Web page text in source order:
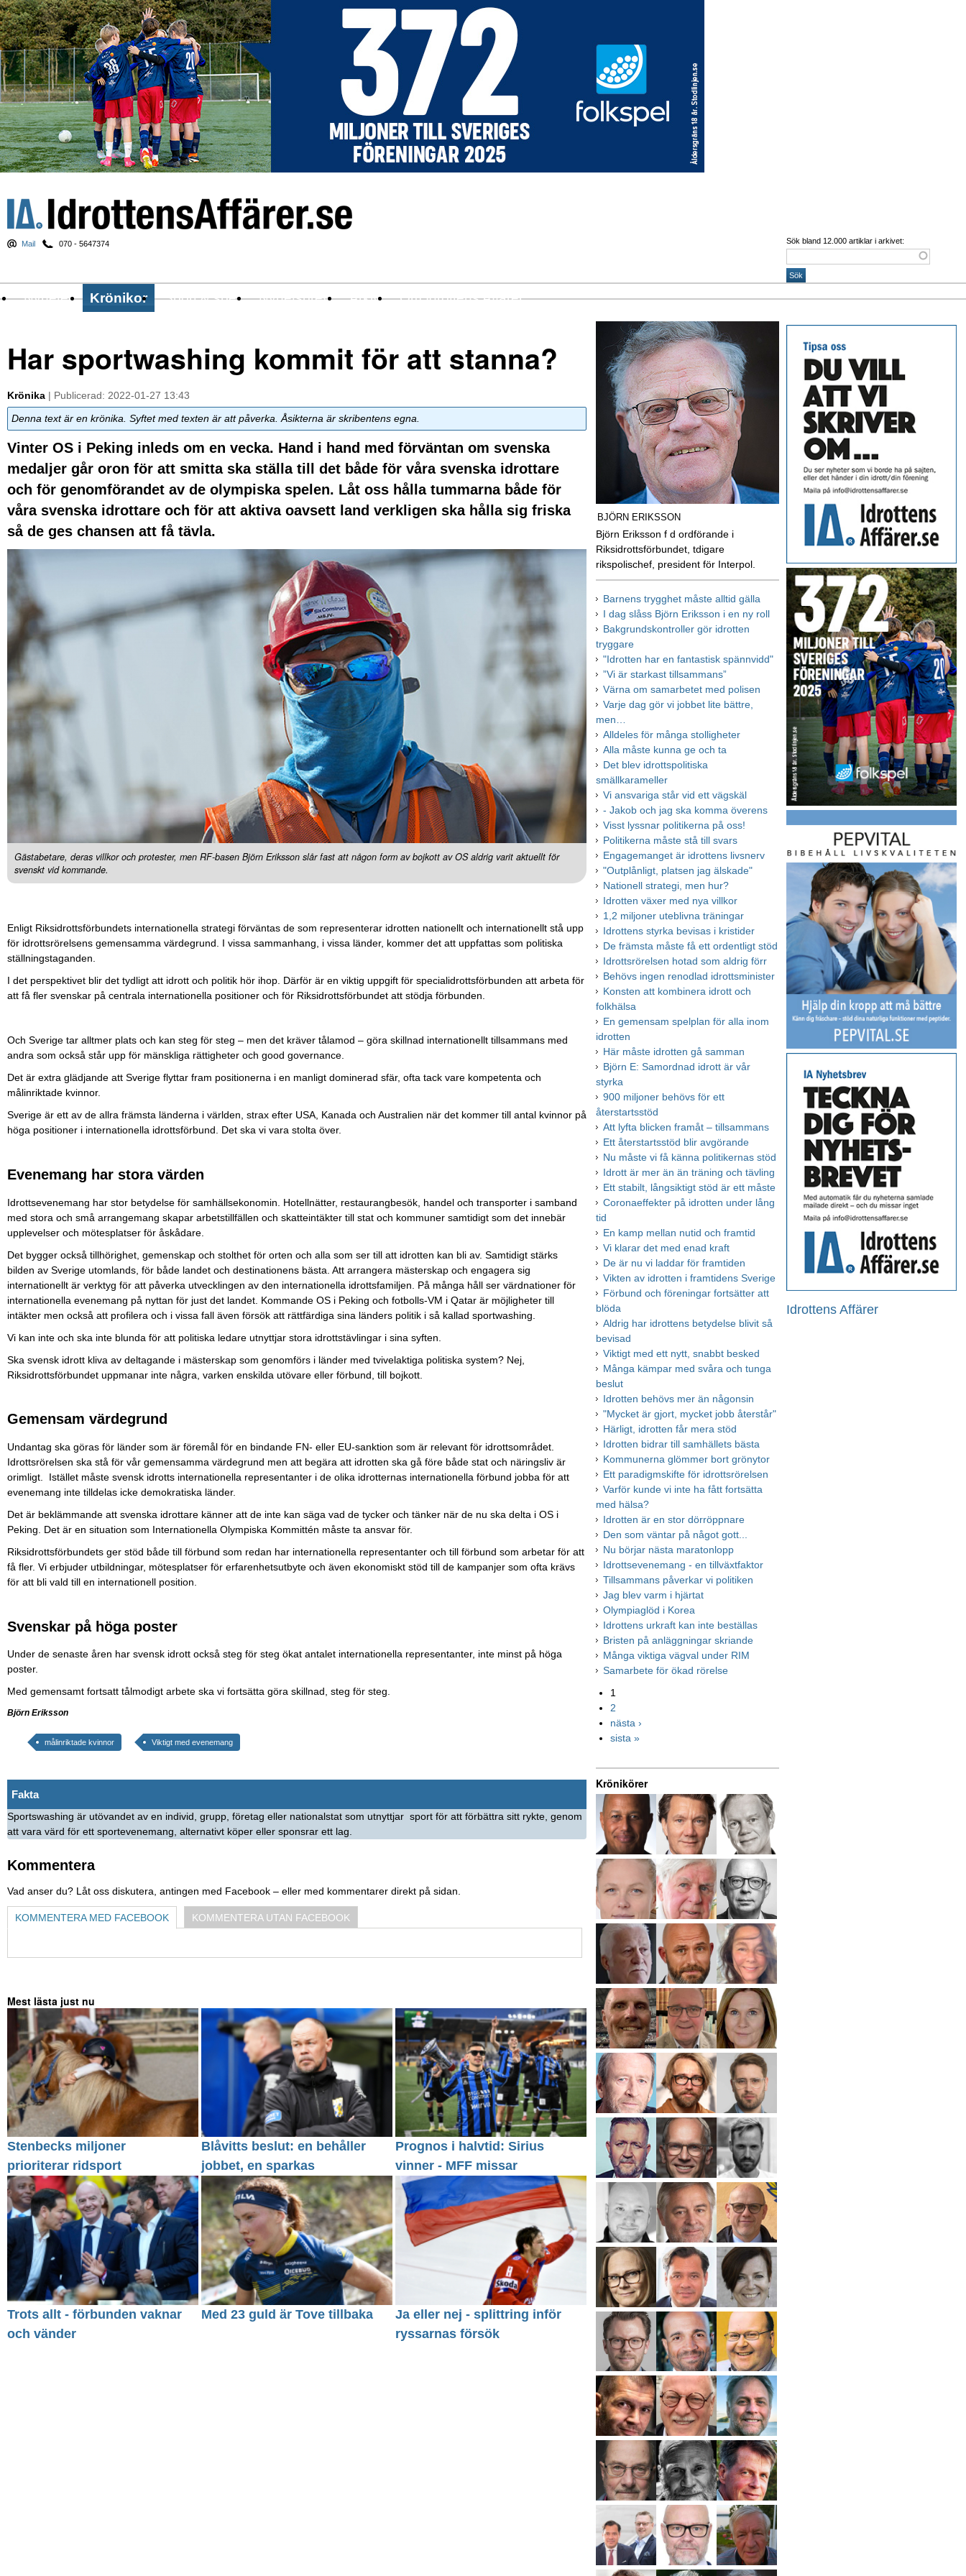
Mail 070 - 5647374 Sök bland 12.000 artiklar i arkivet:
Nyheter Krönikor Sport & spel Nyhetsbrev Arkiv Om Idrottens Affärer
Har sportwashing kommit för att stanna?
Krönika | Publicerad: 2022-01-27 13:43
Denna text är en krönika. Syftet med texten är att påverka. Åsikterna är skribentens egna.
Vinter OS i Peking inleds om en vecka. Hand i hand med förväntan om svenska
medaljer går oron för att smitta ska ställa till det både för våra svenska idrottare
och för genomförandet av de olympiska spelen. Låt oss hålla tummarna både för
våra svenska idrottare och för att aktiva oavsett land verkligen ska hålla sig friska
så de ges chansen att få tävla.
Gästabetare, deras villkor och protester, men RF-basen Björn Eriksson slår fast att någon form av bojkott av OS aldrig varit aktuellt för
svenskt vid kommande.
Enligt Riksidrottsförbundets internationella strategi förväntas de som representerar idrotten nationellt och internationellt stå upp
för idrottsrörelsens gemensamma värdegrund. I vissa sammanhang, i vissa länder, kommer det att uppfattas som politiska
ställningstaganden.
I det perspektivet blir det tydligt att idrott och politik hör ihop. Därför är en viktig uppgift för specialidrottsförbunden att arbeta för
att få fler svenskar på centrala internationella positioner och för Riksidrottsförbundet att stödja förbunden.
Och Sverige tar alltmer plats och kan steg för steg – men det kräver tålamod – göra skillnad internationellt tillsammans med
andra som också står upp för mänskliga rättigheter och good governance.
Det är extra glädjande att Sverige flyttar fram positionerna i en manligt dominerad sfär, ofta tack vare kompetenta och
målinriktade kvinnor.
Sverige är ett av de allra främsta länderna i världen, strax efter USA, Kanada och Australien när det kommer till antal kvinnor på
höga positioner i internationella idrottsförbund. Det ska vi vara stolta över.
Evenemang har stora värden
Idrottsevenemang har stor betydelse för samhällsekonomin. Hotellnätter, restaurangbesök, handel och transporter i samband
med stora och små arrangemang skapar arbetstillfällen och skatteintäkter till stat och kommuner samtidigt som det innebär
upplevelser och mötesplatser för åskådare.
Det bygger också tillhörighet, gemenskap och stolthet för orten och alla som ser till att idrotten kan bli av. Samtidigt stärks
bilden av Sverige utomlands, för både landet och destinationens bästa. Att arrangera mästerskap och engagera sig
internationellt är verktyg för att påverka utvecklingen av den internationella idrottsfamiljen. På många håll ser värdnationer för
internationella evenemang på nyttan för just det landet. Kommande OS i Peking och fotbolls-VM i Qatar är möjligheter till
intäkter men också att profilera och i vissa fall även försök att rättfärdiga sina länders politik i så kallad sportwashing.
Vi kan inte och ska inte blunda för att politiska ledare utnyttjar stora idrottstävlingar i sina syften.
Ska svensk idrott kliva av deltagande i mästerskap som genomförs i länder med tvivelaktiga politiska system? Nej,
Riksidrottsförbundet uppmanar inte några, varken enskilda utövare eller förbund, till bojkott.
Gemensam värdegrund
Undantag ska göras för länder som är föremål för en bindande FN- eller EU-sanktion som är relevant för idrottsområdet.
Idrottsrörelsen ska stå för vår gemensamma värdegrund men att begära att idrotten ska gå före både stat och näringsliv är
orimligt. Istället måste svensk idrotts internationella representanter i de olika idrotternas internationella förbund jobba för att
evenemang inte tilldelas icke demokratiska länder.
Det är beklämmande att svenska idrottare känner att de inte kan säga vad de tycker och tänker när de nu ska delta i OS i
Peking. Det är en situation som Internationella Olympiska Kommittén måste ta ansvar för.
Riksidrottsförbundets ger stöd både till förbund som redan har internationella representanter och till förbund som arbetar för att
få fler. Vi erbjuder utbildningar, mötesplatser för erfarenhetsutbyte och även ekonomiskt stöd till de kampanjer som ofta krävs
för att bli vald till en internationell position.
Svenskar på höga poster
Under de senaste åren har svensk idrott också steg för steg ökat antalet internationella representanter, inte minst på höga
poster.
Med gemensamt fortsatt tålmodigt arbete ska vi fortsätta göra skillnad, steg för steg.
Björn Eriksson
målinriktade kvinnor Viktigt med evenemang
Fakta
Sportswashing är utövandet av en individ, grupp, företag eller nationalstat som utnyttjar sport för att förbättra sitt rykte, genom
att vara värd för ett sportevenemang, alternativt köper eller sponsrar ett lag.
Kommentera
Vad anser du? Låt oss diskutera, antingen med Facebook – eller med kommentarer direkt på sidan.
KOMMENTERA MED FACEBOOK KOMMENTERA UTAN FACEBOOK
Mest lästa just nu
Stenbecks miljoner
prioriterar ridsport
Blåvitts beslut: en behåller
jobbet, en sparkas
Prognos i halvtid: Sirius
vinner - MFF missar
Trots allt - förbunden vaknar
och vänder
Med 23 guld är Tove tillbaka
Ja eller nej - splittring inför
ryssarnas försök
Idrottens Affärer
BJÖRN ERIKSSON
Björn Eriksson f d ordförande i
Riksidrottsförbundet, tdigare
rikspolischef, president för Interpol.
Barnens trygghet måste alltid gälla
I dag slåss Björn Eriksson i en ny roll
Bakgrundskontroller gör idrotten
tryggare
"Idrotten har en fantastisk spännvidd"
”Vi är starkast tillsammans”
Värna om samarbetet med polisen
Varje dag gör vi jobbet lite bättre,
men…
Alldeles för många stolligheter
Alla måste kunna ge och ta
Det blev idrottspolitiska
smällkarameller
Vi ansvariga står vid ett vägskäl
- Jakob och jag ska komma överens
Visst lyssnar politikerna på oss!
Politikerna måste stå till svars
Engagemanget är idrottens livsnerv
"Outplånligt, platsen jag älskade"
Nationell strategi, men hur?
Idrotten växer med nya villkor
1,2 miljoner uteblivna träningar
Idrottens styrka bevisas i kristider
De främsta måste få ett ordentligt stöd
Idrottsrörelsen hotad som aldrig förr
Behövs ingen renodlad idrottsminister
Konsten att kombinera idrott och
folkhälsa
En gemensam spelplan för alla inom
idrotten
Här måste idrotten gå samman
Björn E: Samordnad idrott är vår
styrka
900 miljoner behövs för ett
återstartsstöd
Att lyfta blicken framåt – tillsammans
Ett återstartsstöd blir avgörande
Nu måste vi få känna politikernas stöd
Idrott är mer än än träning och tävling
Ett stabilt, långsiktigt stöd är ett måste
Coronaeffekter på idrotten under lång
tid
En kamp mellan nutid och framtid
Vi klarar det med enad kraft
De är nu vi laddar för framtiden
Vikten av idrotten i framtidens Sverige
Förbund och föreningar fortsätter att
blöda
Aldrig har idrottens betydelse blivit så
bevisad
Viktigt med ett nytt, snabbt besked
Många kämpar med svåra och tunga
beslut
Idrotten behövs mer än någonsin
"Mycket är gjort, mycket jobb återstår"
Härligt, idrotten får mera stöd
Idrotten bidrar till samhällets bästa
Kommunerna glömmer bort grönytor
Ett paradigmskifte för idrottsrörelsen
Varför kunde vi inte ha fått fortsätta
med hälsa?
Idrotten är en stor dörröppnare
Den som väntar på något gott...
Nu börjar nästa maratonlopp
Idrottsevenemang - en tillväxtfaktor
Tillsammans påverkar vi politiken
Jag blev varm i hjärtat
Olympiaglöd i Korea
Idrottens urkraft kan inte beställas
Bristen på anläggningar skriande
Många viktiga vägval under RIM
Samarbete för ökad rörelse
1
2
nästa ›
sista »
Krönikörer